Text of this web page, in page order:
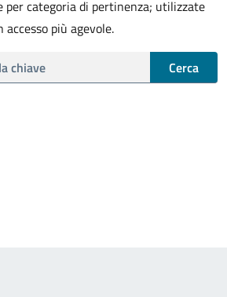
per categoria di pertinenza; utilizzate
più agevole.
Cerca